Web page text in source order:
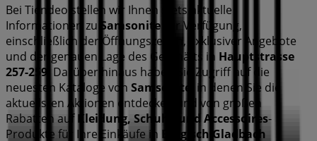
Bei Tiendeo stellen wir Ihnen stets aktuelle
Informationen zu Samsonite zur Verfügung,
einschließlich der Öffnungszeiten, exklusiver Angebote
und der genauen Lage des Geschäfts in Hauptstrasse
257-259 . Darüber hinaus haben Sie Zugriff auf die
neuesten Kataloge von Samsonite
, in denen Sie die
aktuellsten Aktionen entdecken und von großen
Rabatten aufKleidung, Schuhe und Accessoires-
Produkte für Ihre Einkäufe in Bergisch Gladbach